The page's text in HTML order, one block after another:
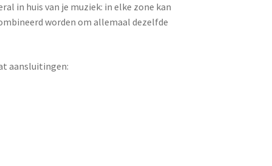
in huis van je muziek: in elke zone kan
worden om allemaal dezelfde
aansluitingen: